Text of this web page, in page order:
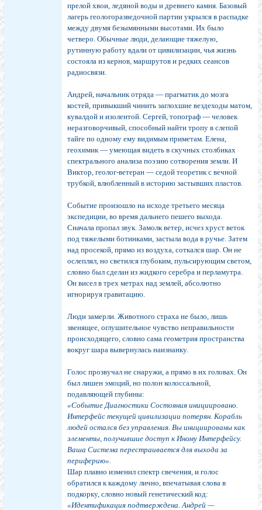
прелой хвои, ледяной воды и древнего камня. Базовый
лагерь геологоразведочной партии укрылся в распадке
между двумя безымянными высотами. Их было
четверо. Обычные люди, делающие тяжелую,
рутинную работу вдали от цивилизации, чья жизнь
состояла из кернов, маршрутов и редких сеансов
радиосвязи.
Андрей, начальник отряда — прагматик до мозга
костей, привыкший чинить заглохшие вездеходы матом,
кувалдой и изолентой. Сергей, топограф — человек
неразговорчивый, способный найти тропу в слепой
тайге по одному ему видимым приметам. Елена,
геохимик — умеющая видеть в скучных столбиках
спектрального анализа поэзию сотворения земли. И
Виктор, геолог-ветеран — седой теоретик с вечной
трубкой, влюбленный в историю застывших пластов.
Событие произошло на исходе третьего месяца
экспедиции, во время дальнего пешего выхода.
Сначала пропал звук. Замолк ветер, исчез хруст веток
под тяжелыми ботинками, застыла вода в ручье. Затем
над просекой, прямо из воздуха, соткался шар. Он не
ослеплял, но светился глубоким, пульсирующим светом,
словно был сделан из жидкого серебра и перламутра.
Он висел в трех метрах над землей, абсолютно
игнорируя гравитацию.
Люди замерли. Животного страха не было, лишь
звенящее, оглушительное чувство неправильности
происходящего, словно сама геометрия пространства
вокруг шара вывернулась наизнанку.
Голос прозвучал не снаружи, а прямо в их головах. Он
был лишен эмоций, но полон колоссальной,
подавляющей глубины:
«Событие Диагностики Состояния инициировано.
Интерфейс текущей цивилизации потерян. Корабль
людей остался без управления. Вы инициированы как
элементы, получившие доступ к Иному Интерфейсу.
Ваша Система перестраивается для выхода за
периферию».
Шар плавно изменил спектр свечения, и голос
обратился к каждому лично, впечатывая слова в
подкорку, словно новый генетический код:
«Идентификация подтверждена. Андрей —